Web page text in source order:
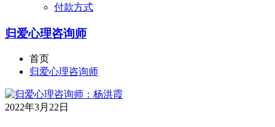
付款方式
归爱心理咨询师
首页
归爱心理咨询师
2022年3月22日